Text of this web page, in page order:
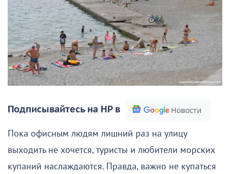
Подписывайтесь на НР в
Пока офисным людям лишний раз на улицу
выходить не хочется, туристы и любители морских
купаний наслаждаются. Правда, важно не купаться